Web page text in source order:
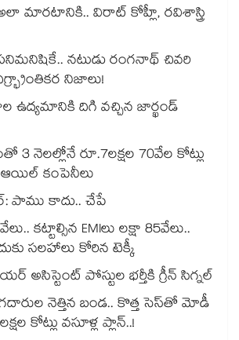
మారటానికి.. విరాట్ కోహ్లీ, రవిశాస్త్రి
నటుడు రంగనాథ్ చివరి
నిజాలు!
ఉద్యమానికి దిగి వచ్చిన జార్ఖండ్
3 నెలల్లోనే రూ.7లక్షల 70వేల కోట్లు
కంపెనీలు
పాము కాదు.. చేపే
కట్టాల్సిన EMIలు లక్షా 85వేలు..
సలహాలు కోరిన టెక్కీ
అసిస్టెంట్‌‌ పోస్టుల భర్తీకి గ్రీన్‌‌ సిగ్నల్
నెత్తిన బండ.. కొత్త సెస్‌తో మోడీ
కోట్లు వసూళ్ల ప్లాన్..!